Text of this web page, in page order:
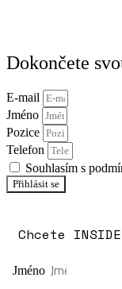
Dokončete
E-mail
Jméno
Pozice
Telefon
Souhlasím s
Přihlásit se
Chcete
Jméno